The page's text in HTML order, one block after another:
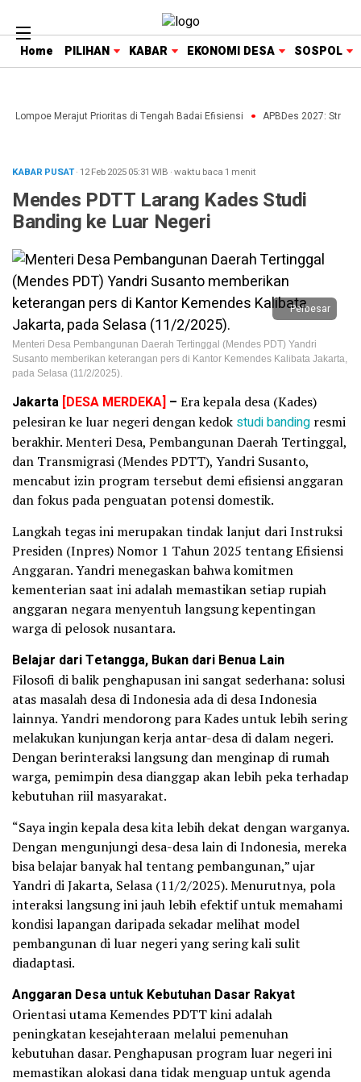
Home PILIHAN KABAR EKONOMI DESA SOSPOL
Lompoe Merajut Prioritas di Tengah Badai Efisiensi APBDes 2027:
KABAR PUSAT· 12 Feb 202505:31 WIB ·waktu baca 1 menit
Mendes PDTT Larang Kades Studi
Banding ke Luar Negeri
Perbesar
Menteri Desa Pembangunan Daerah Tertinggal (Mendes PDT) Yandri
Susanto memberikan keterangan pers di Kantor Kemendes Kalibata Jakarta,
pada Selasa (11/2/2025).
Jakarta [DESA MERDEKA] – Era kepala desa (Kades)
pelesiran ke luar negeri dengan kedok studi banding resmi
berakhir. Menteri Desa, Pembangunan Daerah Tertinggal,
dan Transmigrasi (Mendes PDTT), Yandri Susanto,
mencabut izin program tersebut demi efisiensi anggaran
dan fokus pada penguatan potensi domestik.
Langkah tegas ini merupakan tindak lanjut dari Instruksi
Presiden (Inpres) Nomor 1 Tahun 2025 tentang Efisiensi
Anggaran. Yandri menegaskan bahwa komitmen
kementerian saat ini adalah memastikan setiap rupiah
anggaran negara menyentuh langsung kepentingan
warga di pelosok nusantara.
Belajar dari Tetangga, Bukan dari Benua Lain
Filosofi di balik penghapusan ini sangat sederhana: solusi
atas masalah desa di Indonesia ada di desa Indonesia
lainnya. Yandri mendorong para Kades untuk lebih sering
melakukan kunjungan kerja antar-desa di dalam negeri.
Dengan berinteraksi langsung dan menginap di rumah
warga, pemimpin desa dianggap akan lebih peka terhadap
kebutuhan riil masyarakat.
“Saya ingin kepala desa kita lebih dekat dengan warganya.
Dengan mengunjungi desa-desa lain di Indonesia, mereka
bisa belajar banyak hal tentang pembangunan,” ujar
Yandri di Jakarta, Selasa (11/2/2025). Menurutnya, pola
interaksi langsung ini jauh lebih efektif untuk memahami
kondisi lapangan daripada sekadar melihat model
pembangunan di luar negeri yang sering kali sulit
diadaptasi.
Anggaran Desa untuk Kebutuhan Dasar Rakyat
Orientasi utama Kemendes PDTT kini adalah
peningkatan kesejahteraan melalui pemenuhan
kebutuhan dasar. Penghapusan program luar negeri ini
memastikan alokasi dana tidak menguap untuk agenda